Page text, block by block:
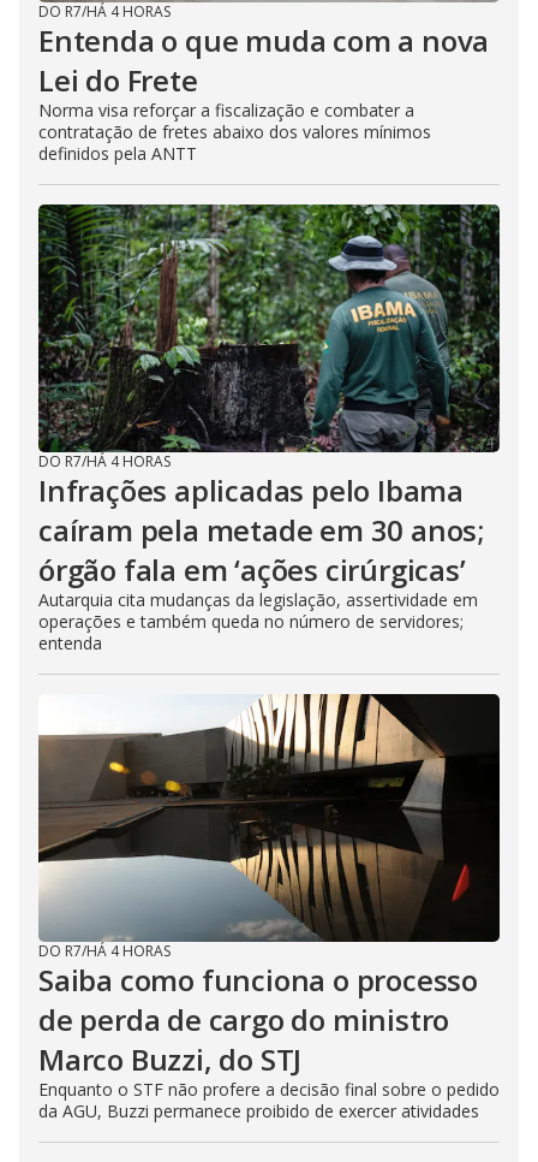
DO R7/HÁ 4 HORAS
Entenda o que muda com a nova
Lei do Frete
Norma visa reforçar a fiscalização e combater a
contratação de fretes abaixo dos valores mínimos
definidos pela ANTT
DO R7/HÁ 4 HORAS
Infrações aplicadas pelo Ibama
caíram pela metade em 30 anos;
órgão fala em ‘ações cirúrgicas’
Autarquia cita mudanças da legislação, assertividade em
operações e também queda no número de servidores;
entenda
DO R7/HÁ 4 HORAS
Saiba como funciona o processo
de perda de cargo do ministro
Marco Buzzi, do STJ
Enquanto o STF não profere a decisão final sobre o pedido
da AGU, Buzzi permanece proibido de exercer atividades